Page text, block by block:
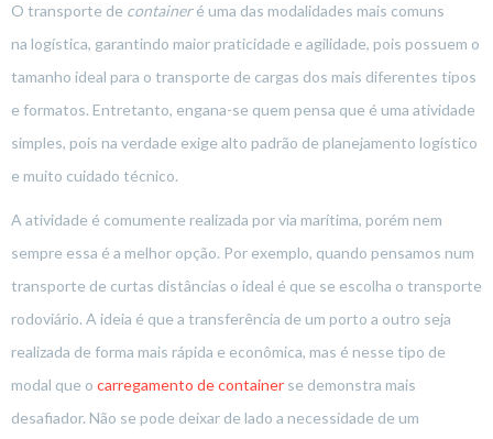
O transporte de containeré uma das modalidades mais comuns
na logística, garantindo maior praticidade e agilidade, pois possuem o
tamanho ideal para o transporte de cargas dos mais diferentes tipos
e formatos. Entretanto, engana-se quem pensa que é uma atividade
simples, pois na verdade exige alto padrão de planejamento logístico
e muito cuidado técnico.
A atividade é comumente realizada por via marítima, porém nem
sempre essa é a melhor opção. Por exemplo, quando pensamos num
transporte de curtas distâncias o ideal é que se escolha o transporte
rodoviário. A ideia é que a transferência de um porto a outro seja
realizada de forma mais rápida e econômica, mas é nesse tipo de
modal que o carregamento de container se demonstra mais
desafiador. Não se pode deixar de lado a necessidade de um